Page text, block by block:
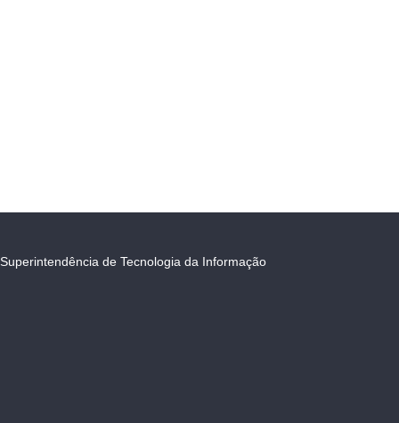
Superintendência de Tecnologia da Informação